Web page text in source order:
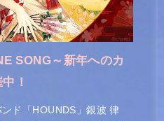
SONG～新年へのカ
！
ド「HOUNDS」銀波 律